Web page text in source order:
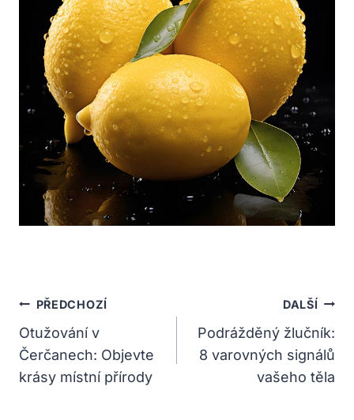
Navigace
Pro
Příspěvek
PŘEDCHOZÍ
Otužování v
Čerčanech: Objevte
krásy místní přírody
DALŠÍ
Podrážděný žlučník:
8 varovných signálů
vašeho těla